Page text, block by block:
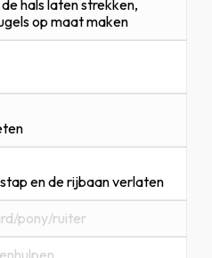
hals laten strekken,
op maat maken
en de rijbaan verlaten
pony/ruiter